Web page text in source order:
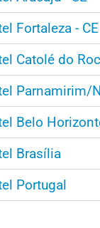
Fortaleza - CE
Catolé do
Parnamirim/
Belo
Brasília
Portugal